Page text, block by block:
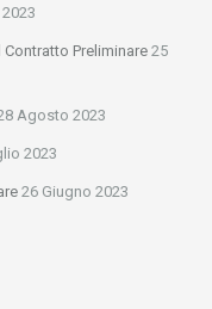
Contratto Preliminare25
Agosto 2023
2023
26 Giugno 2023